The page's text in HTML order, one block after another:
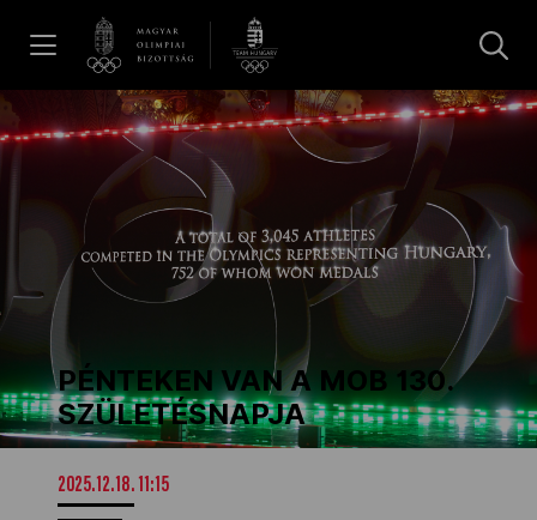
Hírek
Galéria
Dakar 2026
Los Angeles 2028
MOB
PÉNTEKEN VAN A MOB 130.
SZÜLETÉSNAPJA
2025.12.18. 11:15